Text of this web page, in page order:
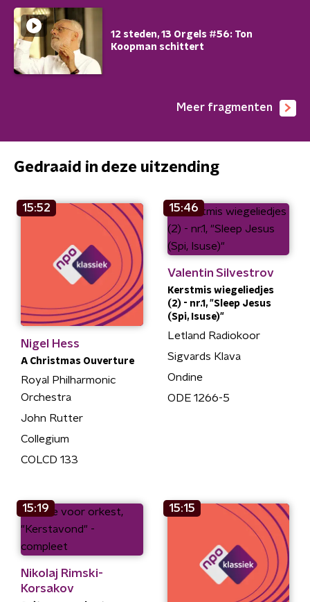
12 steden, 13 Orgels #56: Ton
Koopman schittert
Meer fragmenten
Gedraaid in deze uitzending
15:52
Nigel Hess
A Christmas Ouverture
Royal Philharmonic
Orchestra
John Rutter
Collegium
COLCD 133
15:46
Valentin Silvestrov
Kerstmis wiegeliedjes
(2) - nr.1, "Sleep Jesus
(Spi, Isuse)"
Letland Radiokoor
Sigvards Klava
Ondine
ODE 1266-5
15:19
Nikolaj Rimski-
Korsakov
15:15